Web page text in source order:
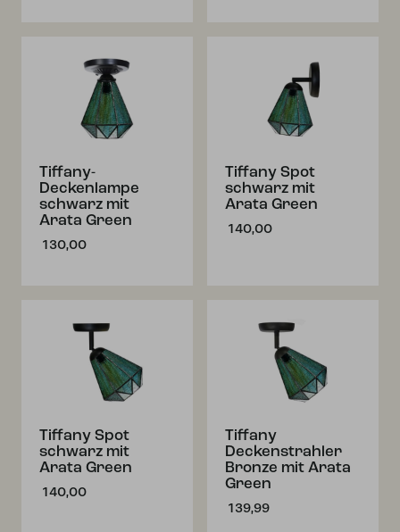
Tiffany-
Deckenlampe
schwarz mit
Arata Green
130,00
Tiffany Spot
schwarz mit
Arata Green
140,00
Tiffany Spot
schwarz mit
Arata Green
140,00
Tiffany
Deckenstrahler
Bronze mit Arata
Green
139,99